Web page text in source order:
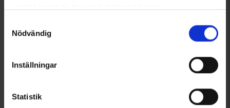
Nödvändig
Inställningar
Statistik
Thermacell MR300C24H Thermacell Mini Halo, Grafit
Andra köpte även